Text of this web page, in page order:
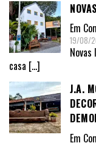
Em
19/08/
casa […]
J.A.
Em